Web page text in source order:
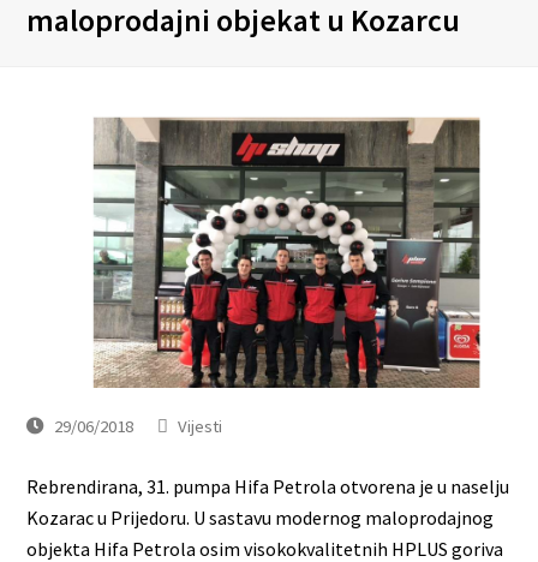
maloprodajni objekat u Kozarcu
29/06/2018 Vijesti
Rebrendirana, 31. pumpa Hifa Petrola otvorena je u naselju
Kozarac u Prijedoru. U sastavu modernog maloprodajnog
objekta Hifa Petrola osim visokokvalitetnih HPLUS goriva